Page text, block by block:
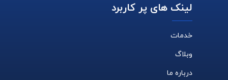
لینک های پر کاربرد
خدمات
وبلاگ
درباره ما